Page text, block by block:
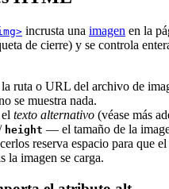
incrusta una imagen en la
de cierre) y se controla
ruta o URL del archivo de
se muestra nada.
texto alternativo (véase más
height — el tamaño de la
reserva espacio para que
la imagen se carga.